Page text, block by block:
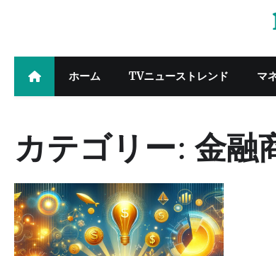
ホーム TVニューストレンド マ
カテゴリー:金融